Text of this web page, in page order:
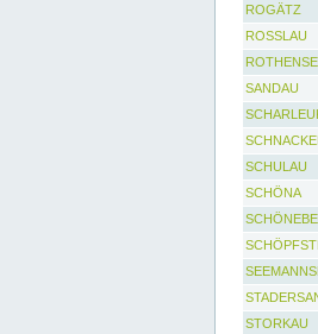
ROGÄTZ
ROSSLAU
SANDAU
SCHULAU
SCHÖNA
STORKAU